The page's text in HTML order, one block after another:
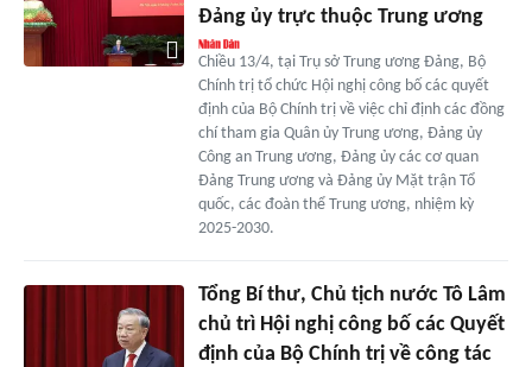
Đảng ủy trực thuộc Trung ương
Chiều 13/4, tại Trụ sở Trung ương Đảng, Bộ
Chính trị tổ chức Hội nghị công bố các quyết
định của Bộ Chính trị về việc chỉ định các đồng
chí tham gia Quân ủy Trung ương, Đảng ủy
Công an Trung ương, Đảng ủy các cơ quan
Đảng Trung ương và Đảng ủy Mặt trận Tổ
quốc, các đoàn thể Trung ương, nhiệm kỳ
2025-2030.
Tổng Bí thư, Chủ tịch nước Tô Lâm
chủ trì Hội nghị công bố các Quyết
định của Bộ Chính trị về công tác